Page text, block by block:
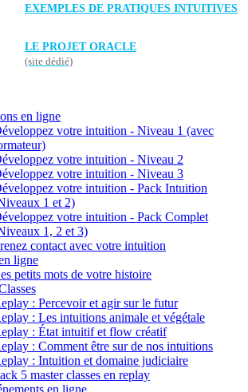
EXEMPLES DE PRATIQUES INTUITIVES
LE PROJET ORACLE
(site dédié)
en ligne
votre intuition - Niveau 1 (avec
votre intuition - Niveau 2
votre intuition - Niveau 3
votre intuition - Pack Intuition
1 et 2)
votre intuition - Pack Complet
1, 2 et 3)
contact avec votre intuition
ligne
petits mots de votre histoire
: Percevoir et agir sur le futur
: Les intuitions animale et végétale
: État intuitif et flow créatif
: Comment être sur de nos intuitions
: Intuition et domaine judiciaire
5 master classes en replay
en ligne